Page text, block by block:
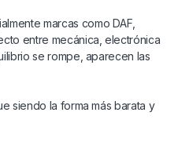
marcas como DAF,
entre mecánica, electrónica
se rompe, aparecen las
siendo la forma más barata y